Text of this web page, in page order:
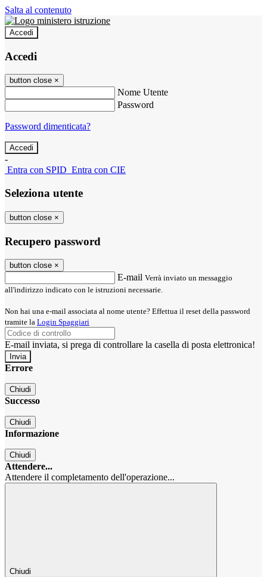
Salta al contenuto
Accedi
Accedi
button close ×
Nome Utente
Password
Password dimenticata?
-
Entra con SPID Entra con CIE
Seleziona utente
button close ×
Recupero password
button close ×
E-mail Verrà inviato un messaggio
all'indirizzo indicato con le istruzioni necessarie.
Non hai una e-mail associata al nome utente? Effettua il reset della password
tramite la Login Spaggiari
E-mail inviata, si prega di controllare la casella di posta elettronica!
Errore
Chiudi
Successo
Chiudi
Informazione
Chiudi
Attendere...
Attendere il completamento dell'operazione...
Chiudi